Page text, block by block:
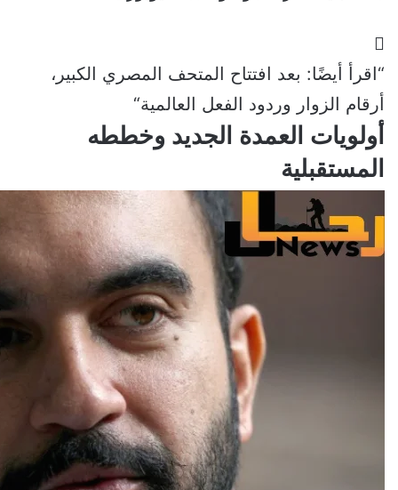
“اقرأ أيضًا: بعد افتتاح المتحف المصري الكبير،
أرقام الزوار وردود الفعل العالمية“
أولويات العمدة الجديد وخططه
المستقبلية